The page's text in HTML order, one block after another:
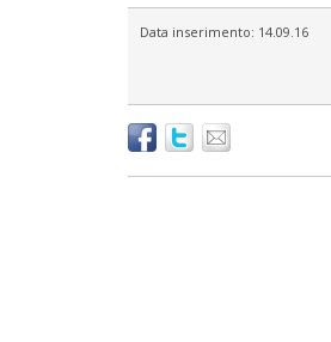
Data inserimento: 14.09.16